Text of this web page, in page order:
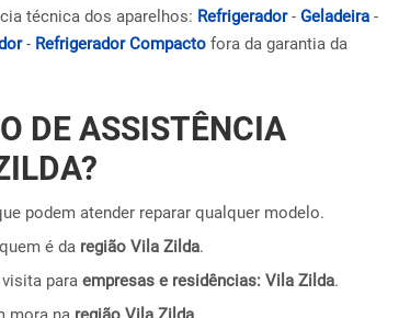
técnica dos aparelhos: Refrigerador- Geladeira -
- Refrigerador Compacto fora da garantia da
DE ASSISTÊNCIA
podem atender reparar qualquer modelo.
é da região Vila Zilda.
para empresas e residências: Vila Zilda.